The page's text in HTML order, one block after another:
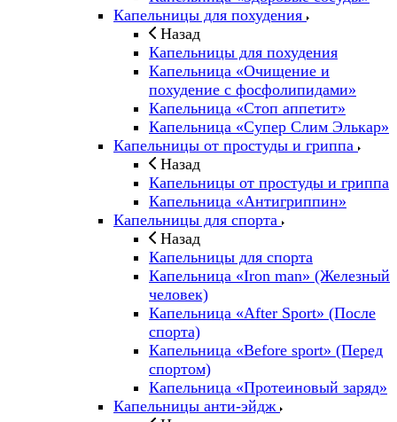
Капельницы для похудения
Назад
Капельницы для похудения
Капельница «Очищение и
похудение с фосфолипидами»
Капельница «Стоп аппетит»
Капельница «Супер Слим Элькар»
Капельницы от простуды и гриппа
Назад
Капельницы от простуды и гриппа
Капельница «Антигриппин»
Капельницы для спорта
Назад
Капельницы для спорта
Капельница «Iron man» (Железный
человек)
Капельница «After Sport» (После
спорта)
Капельница «Before sport» (Перед
спортом)
Капельница «Протеиновый заряд»
Капельницы анти-эйдж